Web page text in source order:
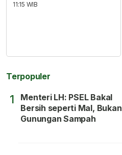
11:15 WIB
Terpopuler
1
Menteri LH: PSEL Bakal
Bersih seperti Mal, Bukan
Gunungan Sampah